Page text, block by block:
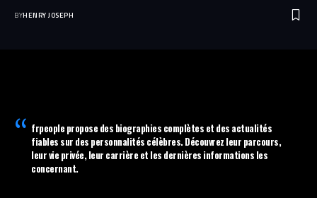
BYHENRY JOSEPH
frpeoplepropose des biographies complètes et des actualités
fiables sur des personnalités célèbres. Découvrez leur parcours,
leur vie privée, leur carrière et les dernières informations les
concernant.